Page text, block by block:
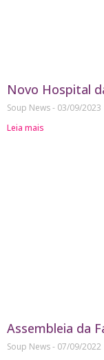
Novo Hospital
Soup News
03/09/2023
Leia mais
Assembleia da
Soup News
07/09/2022